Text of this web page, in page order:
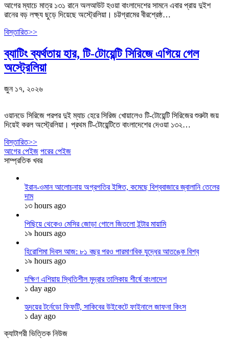
আগের ম্যাচে মাত্র ১৩১ রানে অলআউট হওয়া বাংলাদেশের সামনে এবার প্রায় দুইশ
রানের বড় লক্ষ্য ছুড়ে দিয়েছে অস্ট্রেলিয়া। চট্টগ্রামের বীরশ্রেষ্ঠ…
বিস্তারিত>>
ব্যাটিং ব্যর্থতায় হার, টি-টোয়েন্টি সিরিজে এগিয়ে গেল
অস্ট্রেলিয়া
জুন ১৭, ২০২৬
ওয়ানডে সিরিজে পরপর দুই ম্যাচ হেরে সিরিজ খোয়ালেও টি-টোয়েন্টি সিরিজের শুরুটা জয়
দিয়েই করল অস্ট্রেলিয়া। প্রথম টি-টোয়েন্টিতে বাংলাদেশের দেওয়া ১৩২…
বিস্তারিত>>
আগের পেইজ পরের পেইজ
সাম্প্রতিক খবর
ইরান-ওমান আলোচনায় অগ্রগতির ইঙ্গিত, কমেছে বিশ্ববাজারে জ্বালানি তেলের
দাম
১৩ hours ago
পিছিয়ে থেকেও মেসির জোড়া গোলে জিতলো ইন্টার মায়ামি
১৯ hours ago
হিরোশিমা দিবস আজ: ৮১ বছর পরও পারমাণবিক যুদ্ধের আতঙ্কে বিশ্ব
১৯ hours ago
দক্ষিণ এশিয়ায় স্থিতিশীল মুদ্রার তালিকায় শীর্ষে বাংলাদেশ
১ day ago
হৃদয়ের টর্নেডো ফিফটি, সাকিবের উইকেটে ফাইনালে জাফনা কিংস
১ day ago
ক্যাটাগরী ভিত্তিক নিউজ